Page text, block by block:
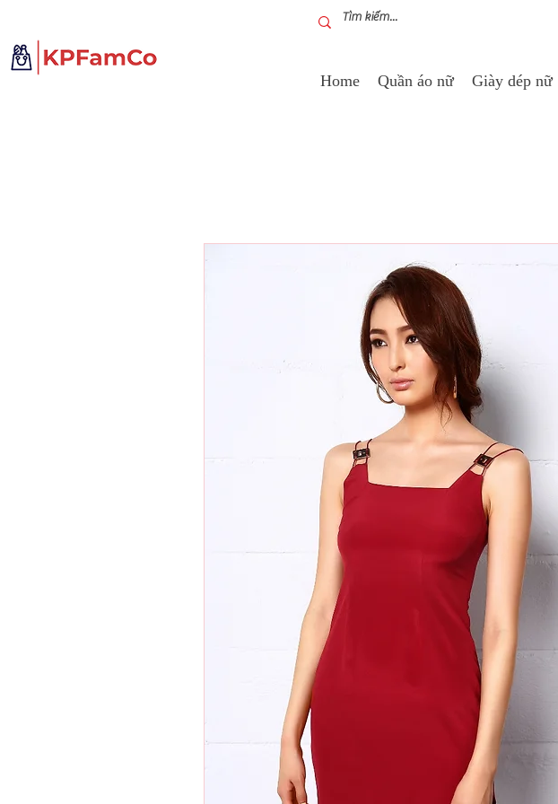
Home Quần áo nữ Giày dép nữ